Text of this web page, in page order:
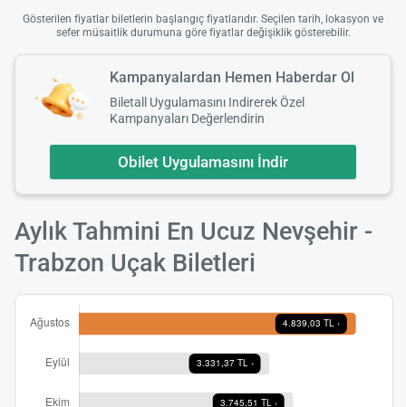
Gösterilen fiyatlar biletlerin başlangıç fiyatlarıdır. Seçilen tarih, lokasyon ve
sefer müsaitlik durumuna göre fiyatlar değişiklik gösterebilir.
Kampanyalardan Hemen Haberdar Ol
Biletall Uygulamasını Indirerek Özel
Kampanyaları Değerlendirin
Obilet Uygulamasını İndir
Aylık Tahmini En Ucuz Nevşehir -
Trabzon Uçak Biletleri